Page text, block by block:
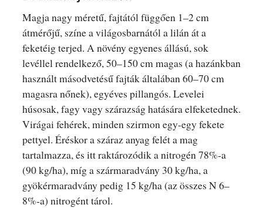
Magja nagy méretű, fajtától függően 1–2 cm
átmérőjű, színe a világosbarnától a lilán át a
feketéig terjed. A növény egyenes állású, sok
levéllel rendelkező, 50–150 cm magas (a hazánkban
használt másodvetésű fajták általában 60–70 cm
magasra nőnek), egyéves pillangós. Levelei
húsosak, fagy vagy szárazság hatására elfeketednek.
Virágai fehérek, minden szirmon egy-egy fekete
pettyel. Éréskor a száraz anyag felét a mag
tartalmazza, és itt raktározódik a nitrogén 78%-a
(90 kg/ha), míg a szármaradvány 30 kg/ha, a
gyökérmaradvány pedig 15 kg/ha (az összes N 6–
8%-a) nitrogént tárol.